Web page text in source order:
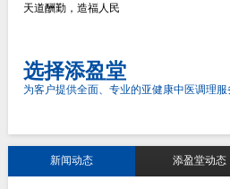
天道酬勤，造福人民
选择添盈堂
为客户提供全面、专业的亚健康中医调理服
新闻动态 添盈堂动态